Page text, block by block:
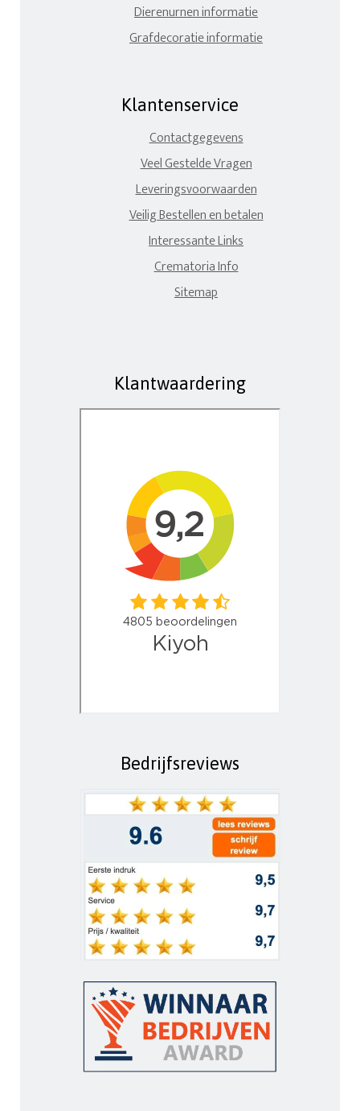
Dierenurnen informatie
Grafdecoratie informatie
Klantenservice
Contactgegevens
Veel Gestelde Vragen
Leveringsvoorwaarden
Veilig Bestellen en betalen
Interessante Links
Crematoria Info
Sitemap
Klantwaardering
Bedrijfsreviews